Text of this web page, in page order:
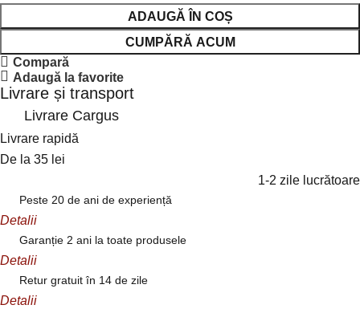
ADAUGĂ ÎN COȘ
CUMPĂRĂ ACUM
Compară
Adaugă la favorite
Livrare și transport
Livrare Cargus
Livrare rapidă
De la 35 lei
1-2 zile lucrătoare
Peste 20 de ani de experiență
Detalii
Garanție 2 ani la toate produsele
Detalii
Retur gratuit în 14 de zile
Detalii